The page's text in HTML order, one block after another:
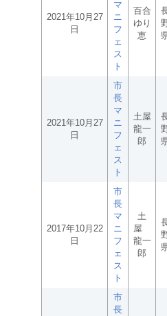
2021年10月27
日
マ
ニ
フ
ェ
ス
ト
百合
ゆり
恵
2021年10月27
日
市
長
マ
ニ
フ
ェ
ス
ト
土屋
龍一
郎
2017年10月22
日
市
長
マ
ニ
フ
ェ
ス
ト
土
屋
龍一
郎
市
長